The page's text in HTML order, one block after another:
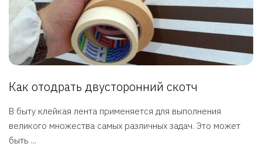
Как отодрать двусторонний скотч
В быту клейкая лента применяется для выполнения
великого множества самых различных задач. Это может
быть ...